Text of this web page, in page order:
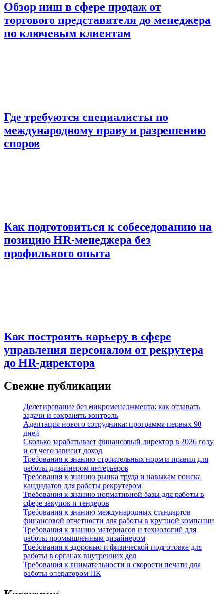
Обзор ниш в сфере продаж от
торгового представителя до менеджера
по ключевым клиентам
Где требуются специалисты по
международному праву и разрешению
споров
Как подготовиться к собеседованию на
позицию HR-менеджера без
профильного опыта
Как построить карьеру в сфере
управления персоналом от рекрутера
до HR-директора
Свежие публикации
Делегирование без микроменеджмента: как отдавать
задачи и сохранять контроль
Адаптация нового сотрудника: программа первых 90
дней
Сколько зарабатывает финансовый директор в 2026 году
и от чего зависит доход
Требования к знанию строительных норм и правил для
работы дизайнером интерьеров
Требования к знанию рынка труда и навыкам поиска
кандидатов для работы рекрутером
Требования к знанию нормативной базы для работы в
сфере закупок и тендеров
Требования к знанию международных стандартов
финансовой отчетности для работы в крупной компании
Требования к знанию материалов и технологий для
работы промышленным дизайнером
Требования к здоровью и физической подготовке для
работы в органах внутренних дел
Требования к внимательности и скорости печати для
работы оператором ПК